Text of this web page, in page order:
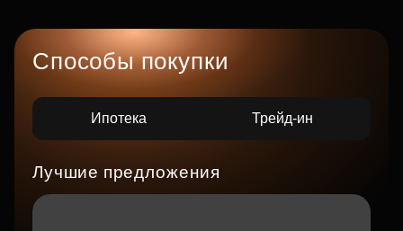
Способы покупки
Ипотека Трейд-ин
Лучшие предложения